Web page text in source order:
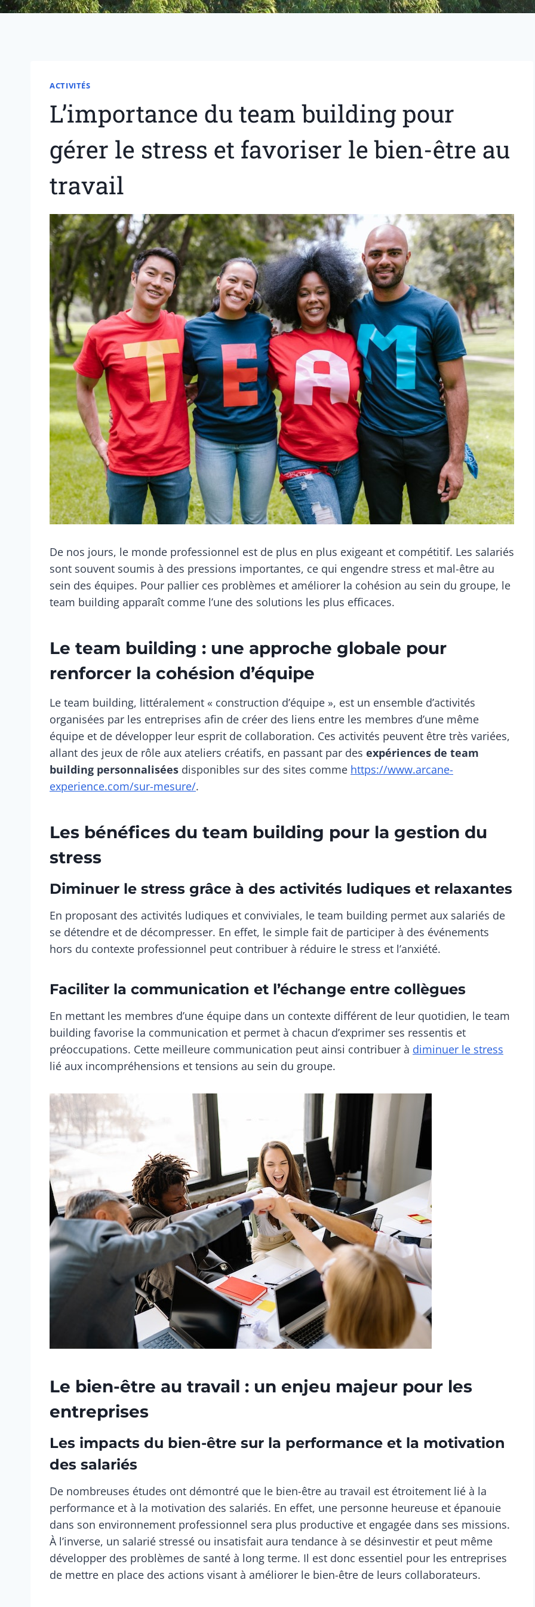
ACTIVITÉS
L’importance du team building pour
gérer le stress et favoriser le bien-être au
travail
De nos jours, le monde professionnel est de plus en plus exigeant et compétitif. Les salariés
sont souvent soumis à des pressions importantes, ce qui engendre stress et mal-être au
sein des équipes. Pour pallier ces problèmes et améliorer la cohésion au sein du groupe, le
team building apparaît comme l’une des solutions les plus efficaces.
Le team building : une approche globale pour
renforcer la cohésion d’équipe
Le team building, littéralement « construction d’équipe », est un ensemble d’activités
organisées par les entreprises afin de créer des liens entre les membres d’une même
équipe et de développer leur esprit de collaboration. Ces activités peuvent être très variées,
allant des jeux de rôle aux ateliers créatifs, en passant par des expériences de team
building personnalisées disponibles sur des sites comme https://www.arcane-
experience.com/sur-mesure/.
Les bénéfices du team building pour la gestion du
stress
Diminuer le stress grâce à des activités ludiques et relaxantes
En proposant des activités ludiques et conviviales, le team building permet aux salariés de
se détendre et de décompresser. En effet, le simple fait de participer à des événements
hors du contexte professionnel peut contribuer à réduire le stress et l’anxiété.
Faciliter la communication et l’échange entre collègues
En mettant les membres d’une équipe dans un contexte différent de leur quotidien, le team
building favorise la communication et permet à chacun d’exprimer ses ressentis et
préoccupations. Cette meilleure communication peut ainsi contribuer à diminuer le stress
lié aux incompréhensions et tensions au sein du groupe.
Le bien-être au travail : un enjeu majeur pour les
entreprises
Les impacts du bien-être sur la performance et la motivation
des salariés
De nombreuses études ont démontré que le bien-être au travail est étroitement lié à la
performance et à la motivation des salariés. En effet, une personne heureuse et épanouie
dans son environnement professionnel sera plus productive et engagée dans ses missions.
À l’inverse, un salarié stressé ou insatisfait aura tendance à se désinvestir et peut même
développer des problèmes de santé à long terme. Il est donc essentiel pour les entreprises
de mettre en place des actions visant à améliorer le bien-être de leurs collaborateurs.